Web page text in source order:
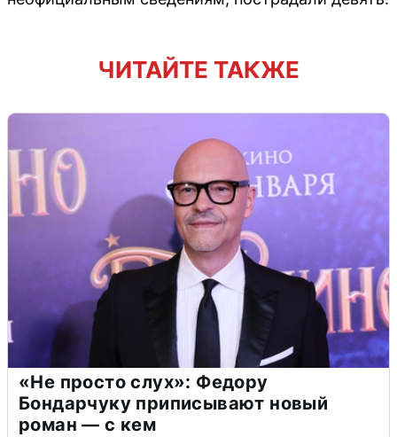
ЧИТАЙТЕ ТАКЖЕ
«Не просто слух»: Федору
Бондарчуку приписывают новый
роман — с кем